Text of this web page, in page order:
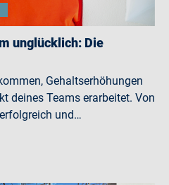
unglücklich: Die
Gehaltserhöhungen
deines Teams erarbeitet. Von
und…